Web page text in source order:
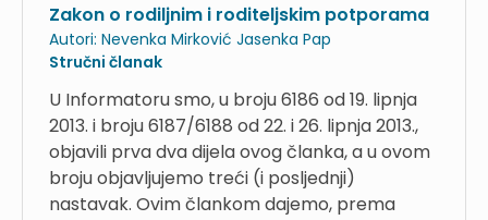
Zakon o rodiljnim i roditeljskim potporama
Autori: Nevenka Mirković Jasenka Pap
Stručni članak
U Informatoru smo, u broju 6186 od 19. lipnja
2013. i broju 6187/6188 od 22. i 26. lipnja 2013.,
objavili prva dva dijela ovog članka, a u ovom
broju objavljujemo treći (i posljednji)
nastavak. Ovim člankom dajemo, prema